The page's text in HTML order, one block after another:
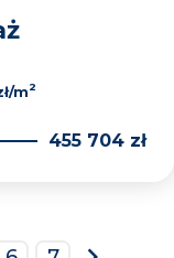
m2
455 704 zł